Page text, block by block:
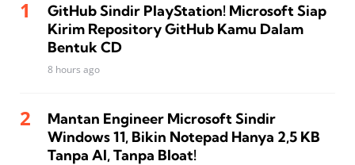
GitHub Sindir PlayStation! Microsoft Siap
Kirim Repository GitHub Kamu Dalam
Bentuk CD
8 hours ago
Mantan Engineer Microsoft Sindir
Windows 11, Bikin Notepad Hanya 2,5 KB
Tanpa AI, Tanpa Bloat!